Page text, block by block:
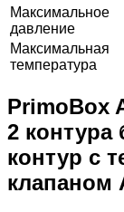
Максимальное
давление
Максимальная
температура
PrimoBox
2 контура
контур с
клапаном